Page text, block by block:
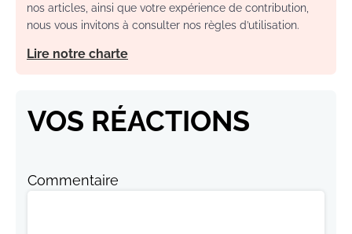
nos articles, ainsi que votre expérience de contribution,
nous vous invitons à consulter nos règles d’utilisation.
Lire notre charte
VOS RÉACTIONS
Commentaire